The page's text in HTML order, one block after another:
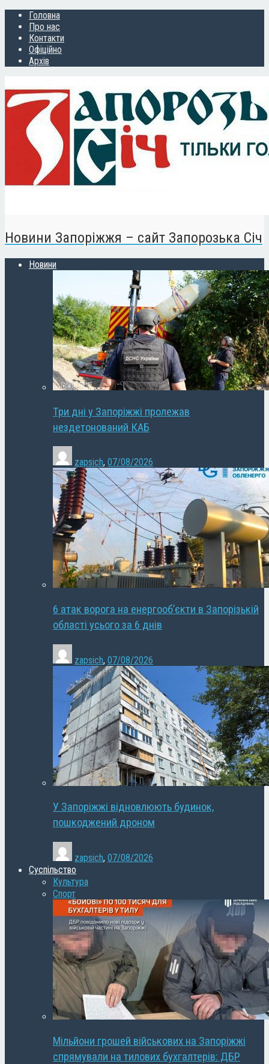
Головна
Про нас
Контакти
Офіційно
Архів
Новини Запоріжжя – сайт Запорозька Січ
Новини
Три дні у Запоріжжі пролежав
нездетонований КАБ
zapsich, 07/08/2026
6 атак ворога на енергооб’єкти в Запорізькій
області усього за 6 днів
zapsich, 07/08/2026
У Запоріжжі відновлюють будинок,
пошкоджений дроном
zapsich, 07/08/2026
Суспільство
Культура
Спорт
Мільйони грошей військових на Запоріжжі
спрямували на тилових бухгалтерів: ДБР